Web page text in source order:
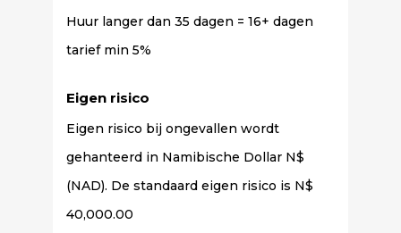
Huur langer dan 35 dagen = 16+ dagen
tarief min 5%
Eigen risico
Eigen risico bij ongevallen wordt
gehanteerd in Namibische Dollar N$
(NAD). De standaard eigen risico is N$
40,000.00